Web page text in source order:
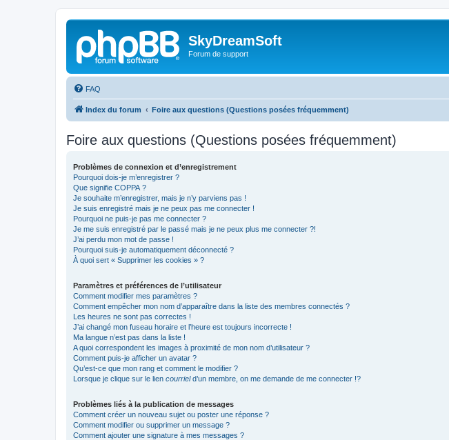
SkyDreamSoft
Forum de support
FAQ
Index du forum Foire aux questions (Questions posées fréquemment)
Foire aux questions (Questions posées fréquemment)
Problèmes de connexion et d’enregistrement
Pourquoi dois-je m’enregistrer ?
Que signifie COPPA ?
Je souhaite m’enregistrer, mais je n’y parviens pas !
Je suis enregistré mais je ne peux pas me connecter !
Pourquoi ne puis-je pas me connecter ?
Je me suis enregistré par le passé mais je ne peux plus me connecter ?!
J’ai perdu mon mot de passe !
Pourquoi suis-je automatiquement déconnecté ?
À quoi sert « Supprimer les cookies » ?
Paramètres et préférences de l’utilisateur
Comment modifier mes paramètres ?
Comment empêcher mon nom d’apparaître dans la liste des membres connectés ?
Les heures ne sont pas correctes !
J’ai changé mon fuseau horaire et l’heure est toujours incorrecte !
Ma langue n’est pas dans la liste !
A quoi correspondent les images à proximité de mon nom d’utilisateur ?
Comment puis-je afficher un avatar ?
Qu’est-ce que mon rang et comment le modifier ?
Lorsque je clique sur le lien courrield’un membre, on me demande de me connecter !?
Problèmes liés à la publication de messages
Comment créer un nouveau sujet ou poster une réponse ?
Comment modifier ou supprimer un message ?
Comment ajouter une signature à mes messages ?